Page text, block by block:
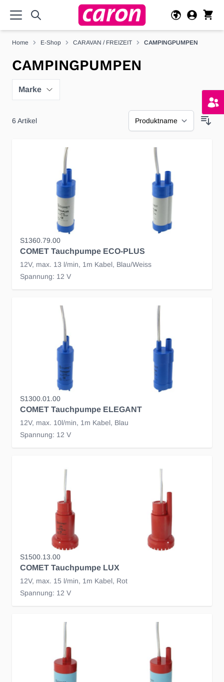
Home E-Shop CARAVAN / FREIZEIT CAMPINGPUMPEN
CAMPINGPUMPEN
Marke
6 Artikel
S1360.79.00
COMET Tauchpumpe ECO-PLUS
12V, max. 13 l/min, 1m Kabel, Blau/Weiss
Spannung: 12 V
S1300.01.00
COMET Tauchpumpe ELEGANT
12V, max. 10l/min, 1m Kabel, Blau
Spannung: 12 V
S1500.13.00
COMET Tauchpumpe LUX
12V, max. 15 l/min, 1m Kabel, Rot
Spannung: 12 V